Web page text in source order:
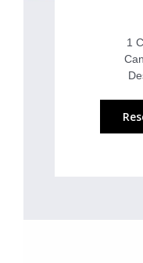
1